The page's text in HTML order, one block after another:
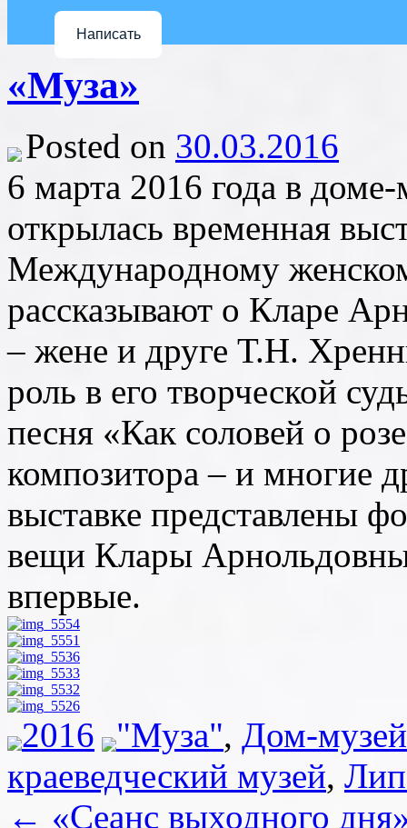
Написать
«Муза»
Posted on 30.03.2016
6 марта 2016 года в
открылась временная
Международному
рассказывают о Кларе
– жене и друге Т.Н.
роль в его творческой
песня «Как соловей о
композитора – и многие
выставке представлены
вещи Клары
впервые.
2016 "Муза", Дом-
краеведческий музей,
← «Сеанс выходного